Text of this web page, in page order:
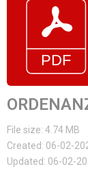
File size: 4.74 MB
Created: 06-02-
Updated: 06-02-